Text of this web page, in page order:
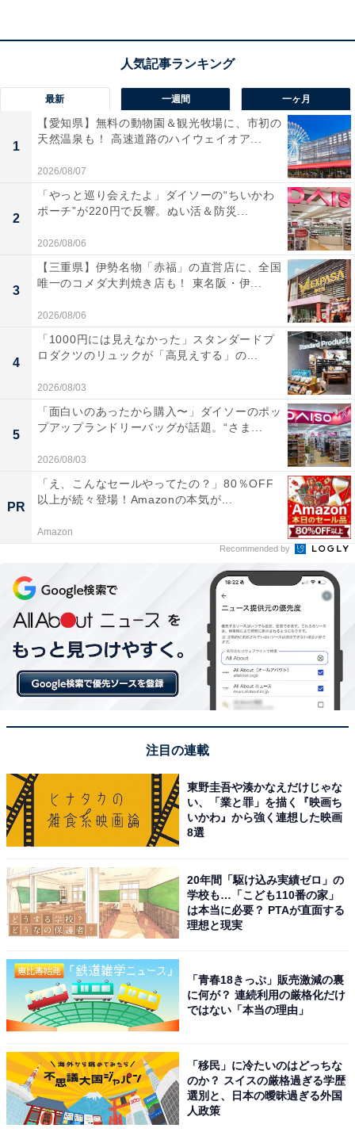
宿泊者からは「露天風呂付きの部屋は最高でした。お湯
の温度も調整でき、窓から海も見え好きな時に何回も入
れるのが嬉しいです」「食事も大変美味しくて、凝った
料理の数々に感動でした」という声があがっています。
開放感のある部屋でゆったり過ごしたい人や、絶景を眺
めながら温泉に浸かりたい人におすすめの宿です。
楽天スーパーDEALは、全国各地の人気ホテルや旅館を
大幅ポイントバックで予約できるイベント。楽天IDを用
いてスーパーDEAL対象のプランを予約し、実際に宿泊
すると、もれなく宿泊料金の30～40％が楽天ポイントで
還元されます。お得に宿泊したい人は、日々更新される
おすすめプランをお見逃しなく！
※プラン名称に【楽天スーパーDEAL】と記載があるプ
ランのみ、ポイント還元対象です
楽天スーパーDEAL対象のホテル・プランを見る
※掲載されている情報は記事公開時のものです。あらか
じめご了承ください。 また、記事中の宿泊プランを予約
があります。
この記事の執筆者： All About ニュース 旅行
全国の人気ホテルから今泊まりたい宿を厳選してご紹介。日々更新
される売れ筋ランキングや、見逃せないセール・キャンペーン情報
など、お得に旅を楽しむための秘けつが満載です。さらに、ここで
では、公式Webサイトだけでは分からないリアルな様子を紹介しま
す。
こちらもおすすめ
【楽天トラベルセール】群馬県「草津温泉 源泉
一乃湯」が特別価格で登場中
最新 一週間 一ヶ月
1
【愛知県】無料の動物園＆観光牧場に、市初の
天然温泉も！ 高速道路のハイウェイオア...
2026/08/07
2
「やっと巡り会えたよ」ダイソーの“ちいかわ
ポーチ”が220円で反響。ぬい活＆防災...
2026/08/06
3
【三重県】伊勢名物「赤福」の直営店に、全国
唯一のコメダ大判焼き店も！ 東名阪・伊...
2026/08/06
4
「1000円には見えなかった」スタンダードプ
ロダクツのリュックが「高見えする」の...
2026/08/03
5
「面白いのあったから購入〜」ダイソーのポッ
プアップランドリーバッグが話題。“さま...
2026/08/03
PR
「え、こんなセールやってたの？」80％OFF
以上が続々登場！Amazonの本気が...
Amazon
Recommended by
注目の連載
東野圭吾や湊かなえだけじゃな
い、「業と罪」を描く『映画ち
いかわ』から強く連想した映画
8選
20年間「駆け込み実績ゼロ」の
学校も…「こども110番の家」
は本当に必要？ PTAが直面する
理想と現実
「青春18きっぷ」販売激減の裏
に何が？ 連続利用の厳格化だけ
ではない「本当の理由」
「移民」に冷たいのはどっちな
のか？ スイスの厳格過ぎる学歴
選別と、日本の曖昧過ぎる外国
人政策